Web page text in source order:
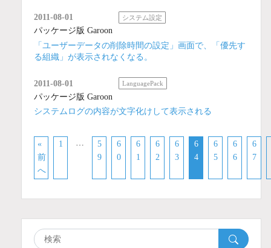
2011-08-01 システム設定
パッケージ版 Garoon
「ユーザーデータの削除時間の設定」画面で、「優先す
る組織」が表示されなくなる。
2011-08-01 LanguagePack
パッケージ版 Garoon
システムログの内容が文字化けして表示される
«
前
へ
1
5
9
6
0
6
1
6
2
6
3
6
4
6
5
6
6
6
7